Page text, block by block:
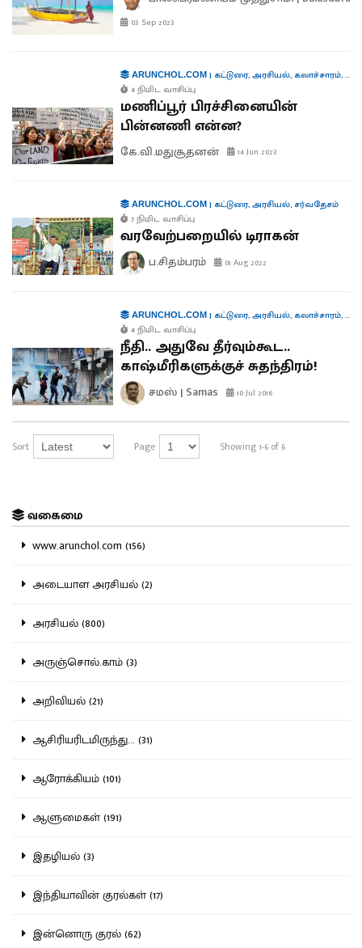
03 Sep 2023
ARUNCHOL.COM| கட்டுரை,அரசியல், கலாச்சாரம்,
4 நிமிட வாசிப்பு
மணிப்பூர் பிரச்சினையின்
பின்னணி என்ன?
கே.வி.மதுசூதனன் 14 Jun 2023
ARUNCHOL.COM| கட்டுரை,அரசியல், சர்வதேசம்
7 நிமிட வாசிப்பு
வரவேற்பறையில் டிராகன்
ப.சிதம்பரம் 01 Aug 2022
ARUNCHOL.COM| கட்டுரை,அரசியல், கலாச்சாரம்,
4 நிமிட வாசிப்பு
நீதி.. அதுவே தீர்வும்கூட..
காஷ்மீரிகளுக்குச் சுதந்திரம்!
சமஸ் | Samas 10 Jul 2016
Sort Page Showing 1-6 of 6
வகைமை
www.arunchol.com (156)
அடையாள அரசியல் (2)
அரசியல் (800)
அருஞ்சொல்.காம் (3)
அறிவியல் (21)
ஆசிரியரிடமிருந்து... (31)
ஆரோக்கியம் (101)
ஆளுமைகள் (191)
இதழியல் (3)
இந்தியாவின் குரல்கள் (17)
இன்னொரு குரல் (62)